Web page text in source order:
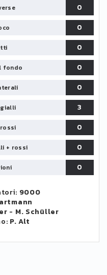
0
0
0
fondo
0
0
3
0
+ rossi
0
0
9000
- M. Schüller
P. Alt